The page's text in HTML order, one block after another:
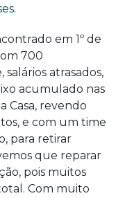
em 1º de
700
atrasados,
acumulado nas
Casa, revendo
e com um time
para retirar
que reparar
pois muitos
Com muito